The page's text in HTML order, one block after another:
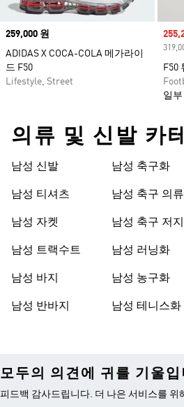
Price
259,000 원
ADIDAS X COCA-COLA 메가라이
드 F50
Lifestyle, Street
Sale
F50
일부
의류 및 신발 카
남성 신발
남성 티셔츠
남성 자켓
남성 트랙수트
남성 바지
남성 반바지
남성 축구화
남성 축구 의류
남성 축구 저지
남성 러닝화
남성 농구화
남성 테니스화
모두의 의견에 귀를 기울
피드백 감사드립니다. 더 나은 서비스를 위